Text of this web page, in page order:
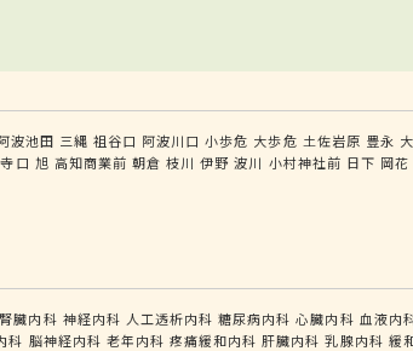
波池田 三縄 祖谷口 阿波川口 小歩危 大歩危 土佐岩原 豊永
口 旭 高知商業前 朝倉 枝川 伊野 波川 小村神社前 日下 岡花
腎臓内科 神経内科 人工透析内科 糖尿病内科 心臓内科 血液内
科 脳神経内科 老年内科 疼痛緩和内科 肝臓内科 乳腺内科 緩